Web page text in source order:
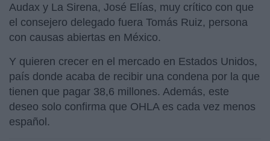
Audax y La Sirena, José Elías, muy crítico con que
el consejero delegado fuera Tomás Ruiz, persona
con causas abiertas en México.
Y quieren crecer en el mercado en Estados Unidos,
país donde acaba de recibir una condena por la que
tienen que pagar 38,6 millones. Además, este
deseo solo confirma que OHLA es cada vez menos
español.